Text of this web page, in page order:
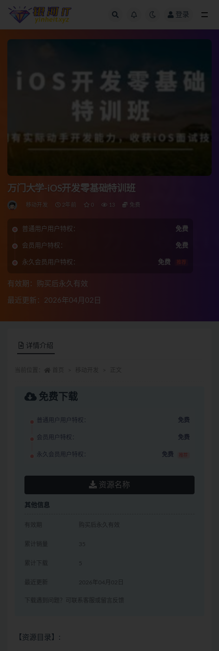
登录
万门大学-iOS开发零基础特训班
移动开发 2年前 0 13 免费
普通用户用户特权： 免费
会员用户特权： 免费
永久会员用户特权： 免费 推荐
有效期：购买后永久有效
最近更新：2026年04月02日
详情介绍
免费下载
普通用户用户特权： 免费
会员用户特权： 免费
永久会员用户特权： 免费 推荐
资源名称
其他信息
有效期 购买后永久有效
累计销量 35
累计下载 5
最近更新 2026年04月02日
下载遇到问题？可联系客服或留言反馈
【资源目录】: